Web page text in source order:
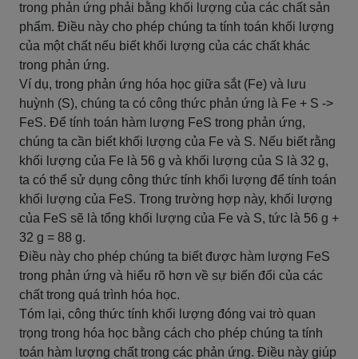
trong phản ứng phải bằng khối lượng của các chất sản
phẩm. Điều này cho phép chúng ta tính toán khối lượng
của một chất nếu biết khối lượng của các chất khác
trong phản ứng.
Ví dụ, trong phản ứng hóa học giữa sắt (Fe) và lưu
huỳnh (S), chúng ta có công thức phản ứng là Fe + S ->
FeS. Để tính toán hàm lượng FeS trong phản ứng,
chúng ta cần biết khối lượng của Fe và S. Nếu biết rằng
khối lượng của Fe là 56 g và khối lượng của S là 32 g,
ta có thể sử dụng công thức tính khối lượng để tính toán
khối lượng của FeS. Trong trường hợp này, khối lượng
của FeS sẽ là tổng khối lượng của Fe và S, tức là 56 g +
32 g = 88 g.
Điều này cho phép chúng ta biết được hàm lượng FeS
trong phản ứng và hiểu rõ hơn về sự biến đổi của các
chất trong quá trình hóa học.
Tóm lại, công thức tính khối lượng đóng vai trò quan
trọng trong hóa học bằng cách cho phép chúng ta tính
toán hàm lượng chất trong các phản ứng. Điều này giúp